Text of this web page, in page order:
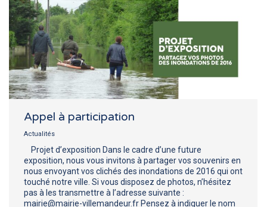
Appel à participation
Actualités
Projet d’exposition Dans le cadre d’une future
exposition, nous vous invitons à partager vos souvenirs en
nous envoyant vos clichés des inondations de 2016 qui ont
touché notre ville. Si vous disposez de photos, n’hésitez
pas à les transmettre à l’adresse suivante :
mairie@mairie-villemandeur.fr Pensez à indiquer le nom